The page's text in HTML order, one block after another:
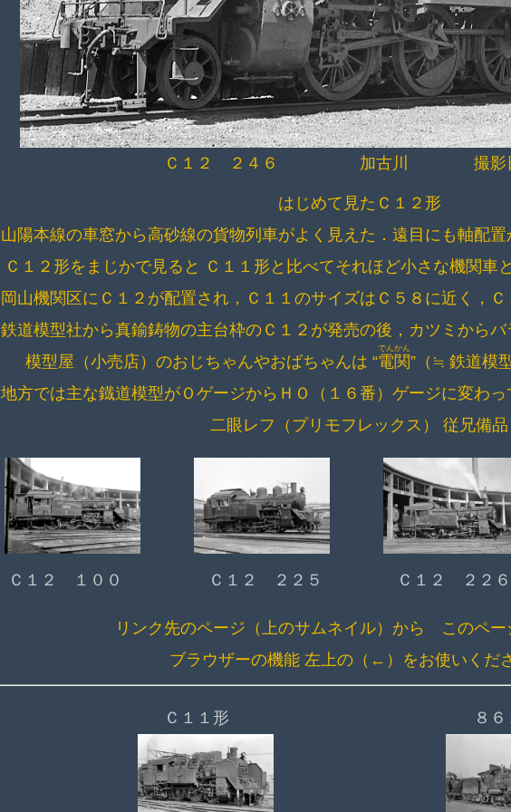
Ｃ１２ ２４６ 加古川 撮影日
はじめて見たＣ１２形
山陽本線の車窓から高砂線の貨物列車がよく見えた．遠目にも軸配置
Ｃ１２形をまじかで見ると Ｃ１１形と比べてそれほど小さな機関車
岡山機関区にＣ１２が配置され，Ｃ１１のサイズはＣ５８に近く，Ｃ
鉄道模型社から真鍮鋳物の主台枠のＣ１２が発売の後，カツミからバ
模型屋（小売店）のおじちゃんやおばちゃんは “電関
でんかん
”（≒ 鉄道模
地方では主な鐡道模型がＯゲージからＨＯ（１６番）ゲージに変わっ
二眼レフ（プリモフレックス） 従兄備品
Ｃ１２ １００ Ｃ１２ ２２５ Ｃ１２ ２２６
リンク先のページ（上のサムネイル）から このペー
ブラウザーの機能 左上の（←）をお使いくだ
Ｃ１１形 ８